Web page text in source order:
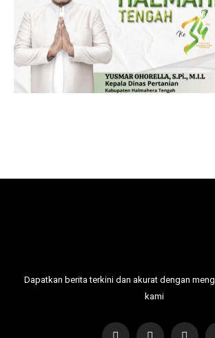
Dapatkan berita terkini dan akurat dengan
kami